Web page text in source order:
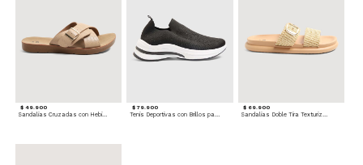
$ 49.900
Sandalias Cruzadas con Hebilla
$ 79.900
Tenis Deportivas con Brillos para mujer
$ 69.900
Sandalias Doble Tira Texturizada